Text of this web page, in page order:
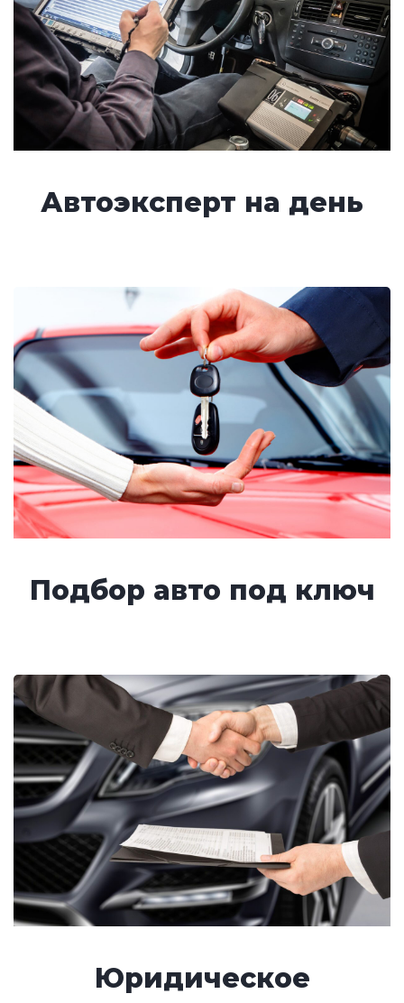
Автоэксперт на день
Подбор авто под ключ
Юридическое